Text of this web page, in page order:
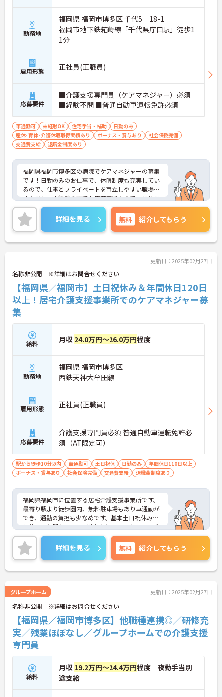
勤務地
福岡県 福岡市博多区 千代5‐18-1
福岡市地下鉄箱崎線「千代県庁口駅」徒歩1
1分
雇用形態 正社員(正職員)
応募要件
■介護支援専門員（ケアマネジャー）必須
■経験不問 ■普通自動車運転免許必須
車通勤可 未経験OK 住宅手当・補助
日勤のみ
産休･育休･介護休暇取得実績あり
ボーナス・賞与あり
社会保険完備
交通費支給
退職金制度あり
福岡県福岡市博多区の病院でケアマネジャーの募集
です！日勤のみのお仕事で、休暇制度も充実してい
るので、仕事とプライベートを両立しやすい職場で
す♪また、未経験の方でも応募可能なので、これか
ら介護業界に挑戦したいという方にピッタリの職場
です♪ご興味のある方は、面接ポイントをお伝えし
ますので、お気軽にご連絡ください。
詳細を見る 無料 紹介してもらう
更新日：2025年02月27日
名称非公開 ※詳細はお問合せください
【福岡県／福岡市】土日祝休み＆年間休日120日
以上！居宅介護支援事業所でのケアマネジャー募
集
給料 月収 24.0万円～26.0万円程度
勤務地
福岡県 福岡市博多区
西鉄天神大牟田線
雇用形態 正社員(正職員)
応募要件
介護支援専門員必須 普通自動車運転免許必
須（AT限定可）
駅から徒歩10分以内 車通勤可 土日祝休 日勤のみ
年間休日110日以上
ボーナス・賞与あり
社会保険完備 交通費支給 退職金制度あり
福岡県福岡市に位置する居宅介護支援事業所です。
最寄り駅より徒歩圏内、無料駐車場もあり車通勤が
でき、通勤の負担も少なめです。基本土日祝休みが
お休み、年間休日120日以上あり、ワークライフバ
ランスを重視した働き方が叶います。ご興味のある
方には、面接対策ポイントなど、さらに詳細をお話
しいたしますのでお気軽にご相談ください！
詳細を見る 無料 紹介してもらう
グループホーム 更新日：2025年02月27日
名称非公開 ※詳細はお問合せください
【福岡県／福岡市博多区】他職種連携◎／研修充
実／残業ほぼなし／グループホームでの介護支援
専門員
給料
月収 19.2万円～24.4万円程度 夜勤手当別
途支給